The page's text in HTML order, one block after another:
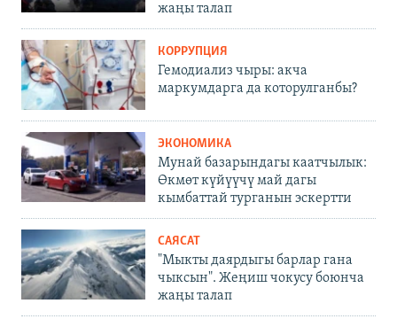
жаңы талап
КОРРУПЦИЯ
Гемодиализ чыры: акча
маркумдарга да которулганбы?
ЭКОНОМИКА
Мунай базарындагы каатчылык:
Өкмөт күйүүчү май дагы
кымбаттай турганын эскертти
САЯСАТ
"Мыкты даярдыгы барлар гана
чыксын". Жеңиш чокусу боюнча
жаңы талап